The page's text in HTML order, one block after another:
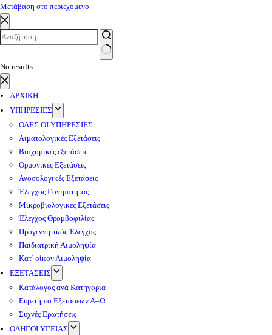
Μετάβαση στο περιεχόμενο
No results
ΑΡΧΙΚΗ
ΥΠΗΡΕΣΙΕΣ
ΟΛΕΣ ΟΙ ΥΠΗΡΕΣΙΕΣ
Αιματολογικές Εξετάσεις
Βιοχημικές εξετάσεις
Ορμονικές Εξετάσεις
Ανοσολογικές Εξετάσεις
Έλεγχος Γονιμότητας
Μικροβιολογικές Εξετάσεις
Έλεγχος Θρομβοφιλίας
Προγεννητικός Έλεγχος
Παιδιατρική Αιμοληψία
Κατ’ οίκον Αιμοληψία
ΕΞΕΤΑΣΕΙΣ
Κατάλογος ανά Κατηγορία
Ευρετήριο Εξετάσεων Α–Ω
Συχνές Ερωτήσεις
ΟΔΗΓΟΙ ΥΓΕΙΑΣ